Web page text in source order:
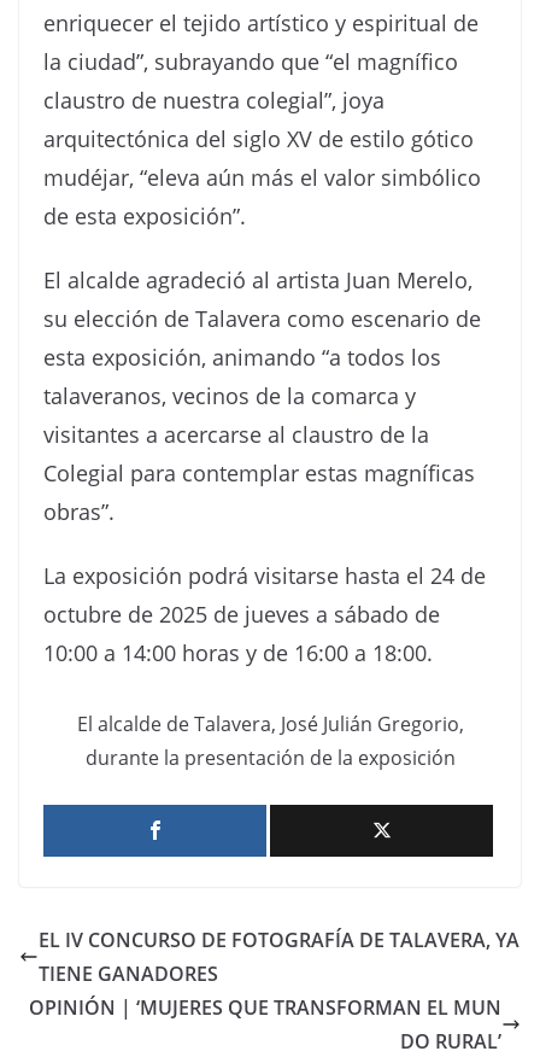
enriquecer el tejido artístico y espiritual de
la ciudad”, subrayando que “el magnífico
claustro de nuestra colegial”, joya
arquitectónica del siglo XV de estilo gótico
mudéjar, “eleva aún más el valor simbólico
de esta exposición”.
El alcalde agradeció al artista Juan Merelo,
su elección de Talavera como escenario de
esta exposición, animando “a todos los
talaveranos, vecinos de la comarca y
visitantes a acercarse al claustro de la
Colegial para contemplar estas magníficas
obras”.
La exposición podrá visitarse hasta el 24 de
octubre de 2025 de jueves a sábado de
10:00 a 14:00 horas y de 16:00 a 18:00.
El alcalde de Talavera, José Julián Gregorio,
durante la presentación de la exposición
EL IV CONCURSO DE FOTOGRAFÍA DE TALAVERA, YA
TIENE GANADORES
OPINIÓN | ‘MUJERES QUE TRANSFORMAN EL MUN
DO RURAL’